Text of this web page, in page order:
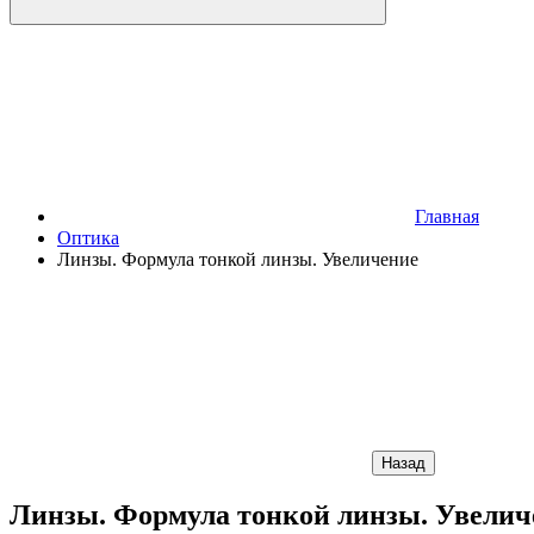
Главная
Оптика
Линзы. Формула тонкой линзы. Увеличение
Назад
Линзы. Формула тонкой линзы.